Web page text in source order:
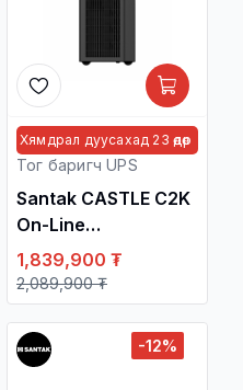
Хямдрал дуусахад 23 өдөр
Тог баригч UPS
Santak CASTLE C2K
On-Line
2000VA/1800W
Tower UPS / Тог
Баригч
тогтворжуулагч /
1,839,900 ₮
2,089,900 ₮
-12%